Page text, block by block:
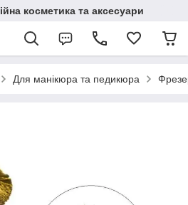
косметика та аксесуари
Для манікюра та педикюра